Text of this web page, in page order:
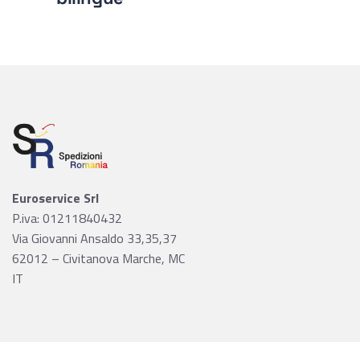
Euroservice Srl
P.iva: 01211840432
Via Giovanni Ansaldo 33,35,37
62012 – Civitanova Marche, MC
IT